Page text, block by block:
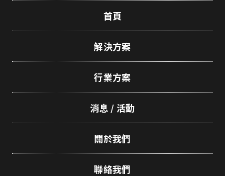
首頁
解決方案
行業方案
消息 / 活動
關於我們
聯絡我們